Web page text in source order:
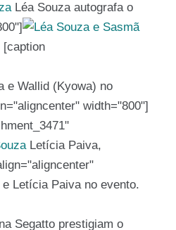
Léa Souza autografa o
e Wallid (Kyowa) no
width="800"]
Letícia Paiva,
Letícia Paiva no evento.
Segatto prestigiam o